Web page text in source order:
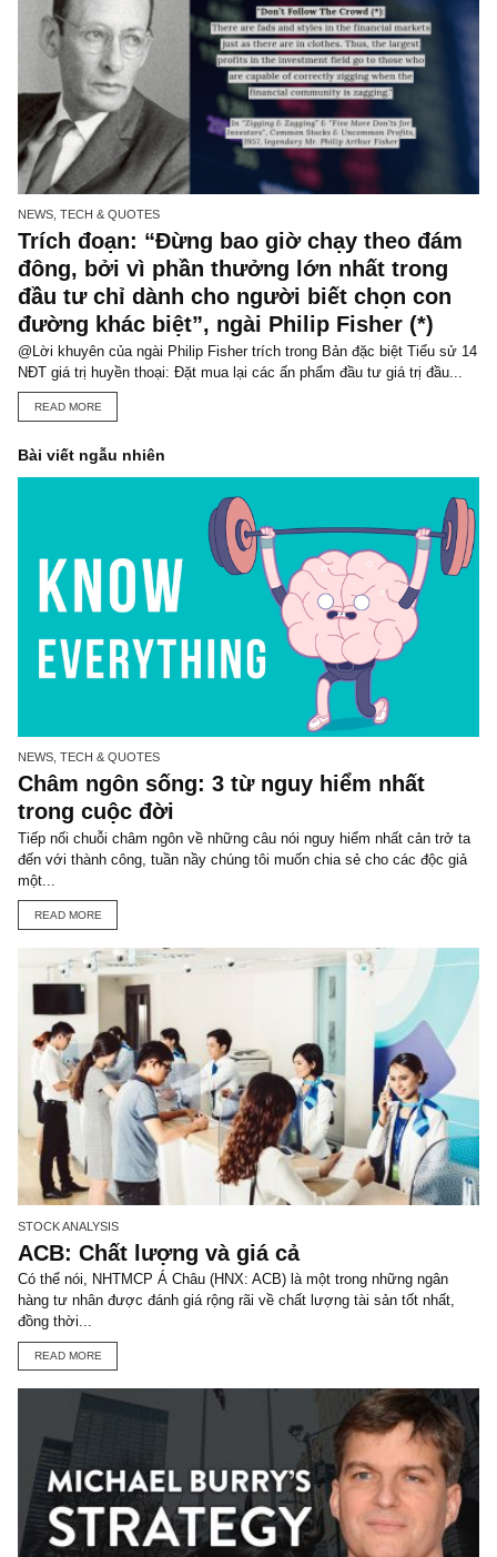
ngài Philip Fisher
@Lời khuyên của ngài Philip Fisher trích trong Ấn phẩm cũ kỳ
mua lại các ấn phẩm đầu tư giá trị đầu tiên và duy nhất tại Việt
READ MORE
NEWS, TECH & QUOTES
Trích đoạn: “Đừng bao giờ chạy theo
đông, bởi vì phần thưởng lớn nhất
đầu tư chỉ dành cho người biết chọn
đường khác biệt”, ngài Philip Fisher (*)
@Lời khuyên của ngài Philip Fisher trích trong Bản đặc biệt Tiểu
NĐT giá trị huyền thoại: Đặt mua lại các ấn phẩm đầu tư giá trị
READ MORE
NEWS, TECH & QUOTES
Châm ngôn sống: 3 từ nguy hiểm nhất
trong cuộc đời
Tiếp nối chuỗi châm ngôn về những câu nói nguy hiểm nhất cản
đến với thành công, tuần nầy chúng tôi muốn chia sẻ cho các độc
một...
READ MORE